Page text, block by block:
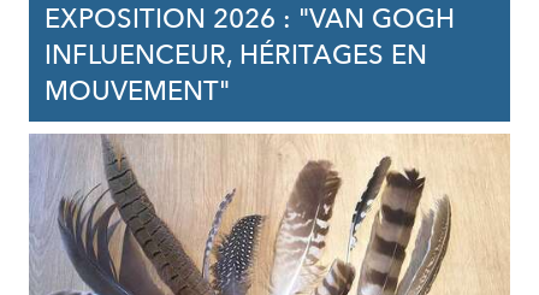
EXPOSITION 2026 : "VAN GOGH
INFLUENCEUR, HÉRITAGES EN
MOUVEMENT"